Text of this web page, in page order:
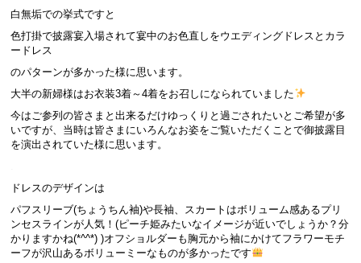
白無垢での挙式ですと
色打掛で披露宴入場されて宴中のお色直しをウエディングドレスとカラ
ードレス
のパターンが多かった様に思います。
大半の新婦様はお衣装3着～4着をお召しになられていました
今はご参列の皆さまと出来るだけゆっくりと過ごされたいとご希望が多
いですが、当時は皆さまにいろんなお姿をご覧いただくことで御披露目
を演出されていた様に思います。
ドレスのデザインは
パフスリーブ(ちょうちん袖)や長袖、スカートはボリューム感あるプリ
ンセスラインが人気！(ピーチ姫みたいなイメージが近いでしょうか？分
かりますかね(*^^*) )オフショルダーも胸元から袖にかけてフラワーモチ
ーフが沢山あるボリューミーなものが多かったです